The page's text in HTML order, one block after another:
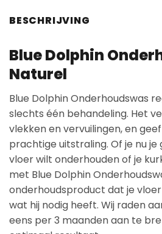
BESCHRIJVING
Blue Dolphin
Naturel
Blue Dolphin Onderhoudswas
slechts één behandeling. Het
vlekken en vervuilingen, en
prachtige uitstraling. Of je nu
vloer wilt onderhouden of je
met Blue Dolphin
onderhoudsproduct dat je
wat hij nodig heeft. Wij raden
eens per 3 maanden aan te